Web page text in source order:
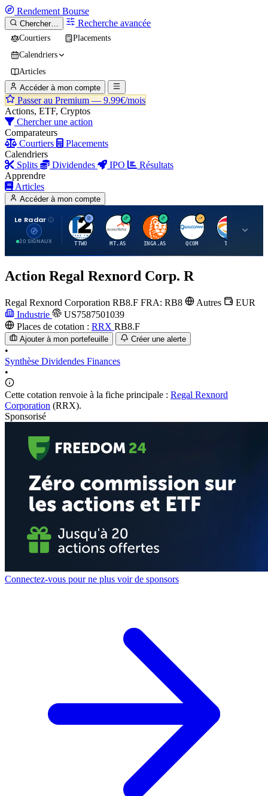
Rendement Bourse
Chercher… Recherche avancée
Courtiers
Placements
Calendriers
Articles
Accéder à mon compte
Passer au Premium — 9.99€/mois
Actions, ETF, Cryptos
Chercher une action
Comparateurs
Courtiers
Placements
Calendriers
Splits
Dividendes IPO
Résultats
Apprendre
Articles
Accéder à mon compte
Le Radar
20 SIGNAUX
T
TTWO
A
MT.AS
I
INGA.AS
Q
QCOM
T
TTE
Action Regal Rexnord Corp. R
Regal Rexnord Corporation RB8.F FRA: RB8 Autres
EUR
Industrie
US7587501039
Places de cotation : RRX RB8.F
Ajouter à mon portefeuille Créer une alerte
•
Synthèse Dividendes Finances
•
Cette cotation renvoie à la fiche principale : Regal Rexnord
Corporation (RRX).
Sponsorisé
Connectez-vous pour ne plus voir de sponsors